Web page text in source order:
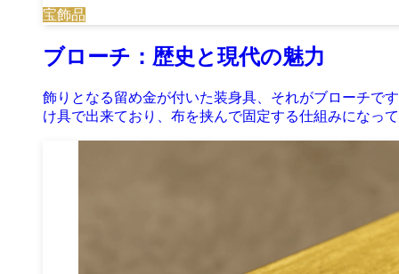
宝飾品
ブローチ：歴史と現代の魅力
飾りとなる留め金が付いた装身具、それがブローチで
け具で出来ており、布を挟んで固定する仕組みになっ